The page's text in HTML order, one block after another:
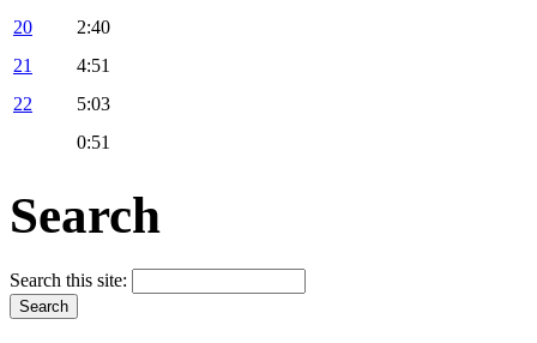
20
2:40
21
4:51
22
5:03
0:51
Search
Search this site: